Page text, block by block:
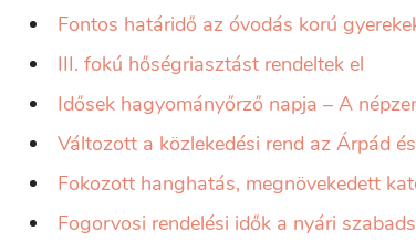
Fontos határidő az óvodás korú
III. fokú hőségriasztást rendeltek el
Idősek hagyományőrző napja – A
Változott a közlekedési rend az Árpád
Fokozott hanghatás, megnövekedett
Fogorvosi rendelési idők a nyári